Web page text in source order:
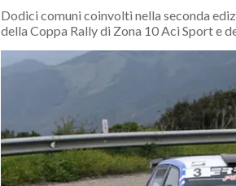
Dodici comuni coinvolti nella seconda
della Coppa Rally di Zona 10 Aci Sport e